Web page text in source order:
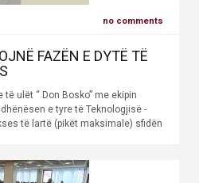
no comments
FAZËN E DYTË TË
ulët “ Don Bosko” me ekipin
e tyre të Teknologjisë -
të lartë (pikët maksimale) sfidën